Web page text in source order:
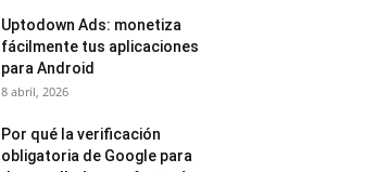
Uptodown Ads: monetiza
fácilmente tus aplicaciones
para Android
8 abril, 2026
Por qué la verificación
obligatoria de Google para